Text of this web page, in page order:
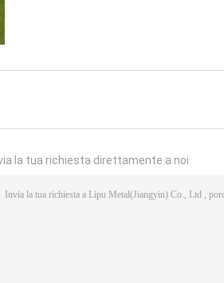
la tua richiesta direttamente a noi